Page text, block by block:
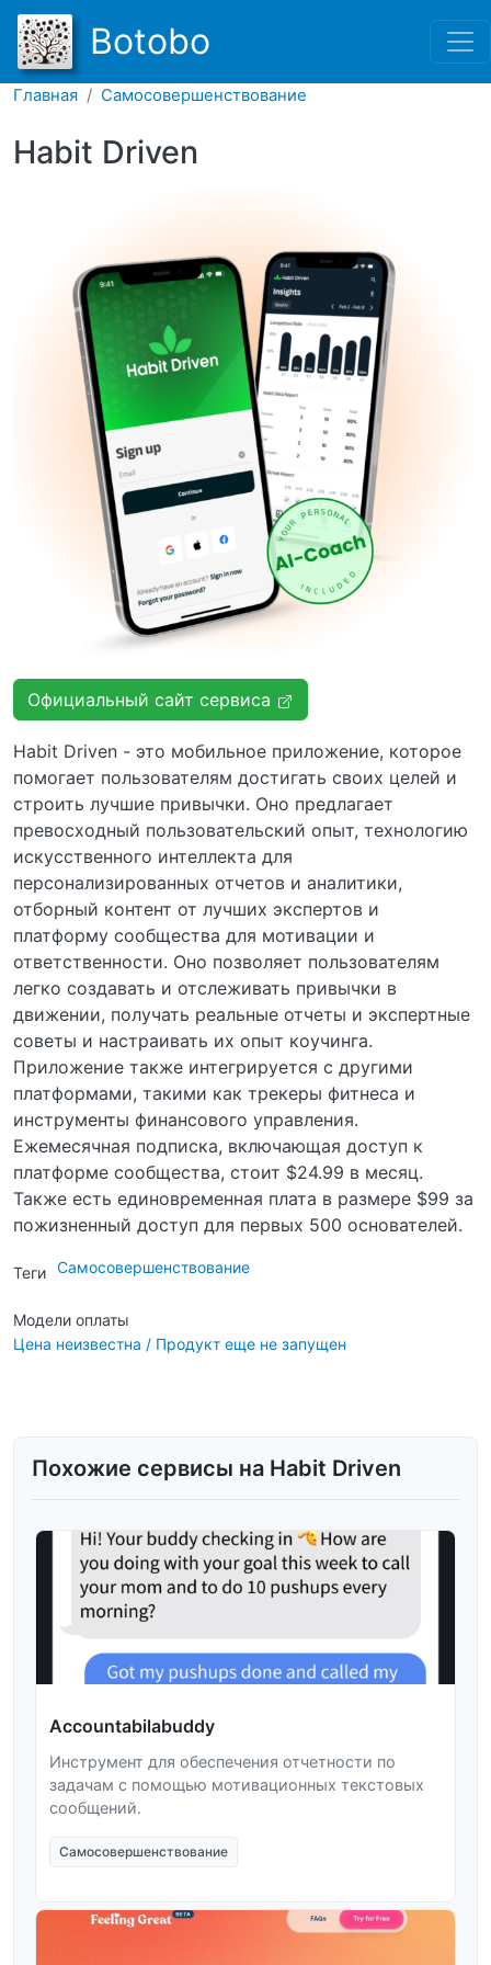
Перейти к основному
Botobo
Главная Самосовершенствование
Habit Driven
Официальный сайт сервиса
Habit Driven - это мобильное приложение, которое
помогает пользователям достигать своих целей и
строить лучшие привычки. Оно предлагает
превосходный пользовательский опыт, технологию
искусственного интеллекта для
персонализированных отчетов и аналитики,
отборный контент от лучших экспертов и
платформу сообщества для мотивации и
ответственности. Оно позволяет пользователям
легко создавать и отслеживать привычки в
движении, получать реальные отчеты и экспертные
советы и настраивать их опыт коучинга.
Приложение также интегрируется с другими
платформами, такими как трекеры фитнеса и
инструменты финансового управления.
Ежемесячная подписка, включающая доступ к
платформе сообщества, стоит $24.99 в месяц.
Также есть единовременная плата в размере $99 за
пожизненный доступ для первых 500 основателей.
Теги Самосовершенствование
Модели оплаты
Цена неизвестна / Продукт еще не запущен
Похожие сервисы на Habit Driven
Accountabilabuddy
Инструмент для обеспечения отчетности по
задачам с помощью мотивационных текстовых
сообщений.
Самосовершенствование